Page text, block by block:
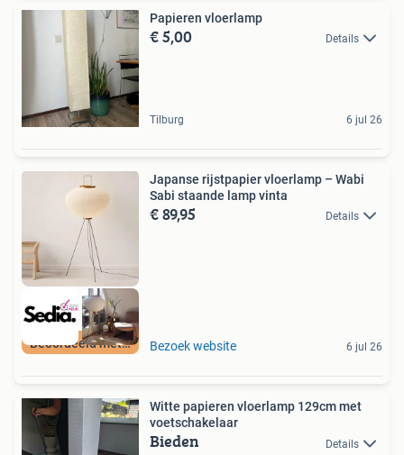
Papieren vloerlamp
€ 5,00 Details
Tilburg 6 jul 26
Beoordeeld met 9+
Japanse rijstpapier vloerlamp – Wabi
Sabi staande lamp vinta
€ 89,95 Details
Bezoek website 6 jul 26
Witte papieren vloerlamp 129cm met
voetschakelaar
Bieden Details